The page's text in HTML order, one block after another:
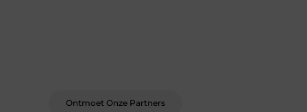
Ontmoet Onze Partners